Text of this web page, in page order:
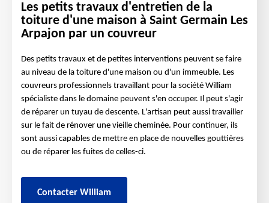
Les petits travaux d'entretien de la
toiture d'une maison à Saint Germain Les
Arpajon par un couvreur
Des petits travaux et de petites interventions peuvent se faire
au niveau de la toiture d'une maison ou d'un immeuble. Les
couvreurs professionnels travaillant pour la société William
spécialiste dans le domaine peuvent s'en occuper. Il peut s'agir
de réparer un tuyau de descente. L'artisan peut aussi travailler
sur le fait de rénover une vieille cheminée. Pour continuer, ils
sont aussi capables de mettre en place de nouvelles gouttières
ou de réparer les fuites de celles-ci.
Contacter William